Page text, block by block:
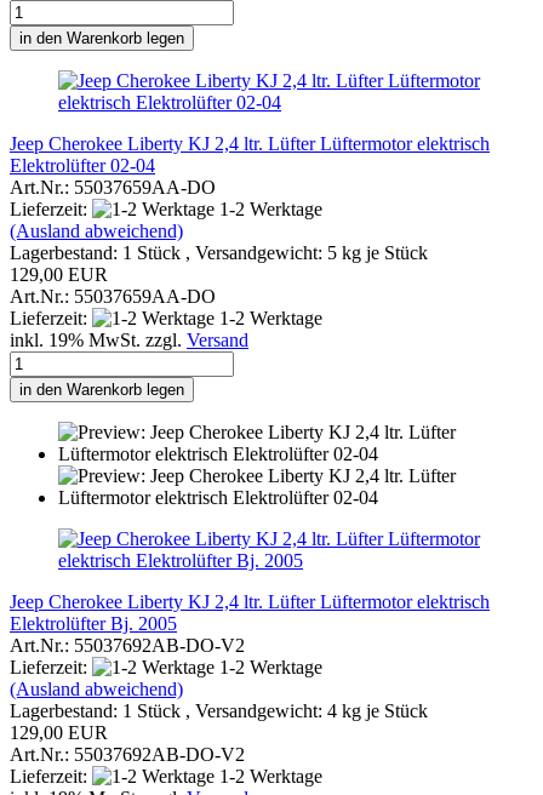
in den Warenkorb legen
Jeep Cherokee Liberty KJ 2,4 ltr. Lüfter Lüftermotor elektrisch
Elektrolüfter 02-04
Art.Nr.: 55037659AA-DO
Lieferzeit:
1-2 Werktage
(Ausland abweichend)
Lagerbestand: 1 Stück , Versandgewicht: 5 kg je Stück
129,00 EUR
Art.Nr.: 55037659AA-DO
Lieferzeit:
1-2 Werktage
inkl. 19% MwSt. zzgl. Versand
in den Warenkorb legen
Jeep Cherokee Liberty KJ 2,4 ltr. Lüfter Lüftermotor elektrisch
Elektrolüfter Bj. 2005
Art.Nr.: 55037692AB-DO-V2
Lieferzeit:
1-2 Werktage
(Ausland abweichend)
Lagerbestand: 1 Stück , Versandgewicht: 4 kg je Stück
129,00 EUR
Art.Nr.: 55037692AB-DO-V2
Lieferzeit:
1-2 Werktage